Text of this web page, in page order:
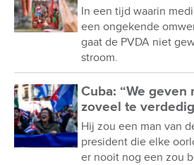
In een tijd waarin
een ongekende
gaat de PVDA niet
stroom.
Cuba: “We geven
zoveel te
Hij zou een man van
president die elke
er nooit nog een zou